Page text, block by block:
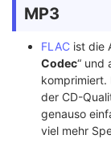
MP3
FLAC ist die
Codec“ und
komprimiert.
der CD-
genauso
viel mehr